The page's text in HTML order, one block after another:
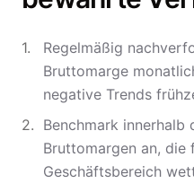
Regelmäßig
Bruttomarge
negative Trends
Benchmark innerhalb
Bruttomargen an, die
Geschäftsbereich